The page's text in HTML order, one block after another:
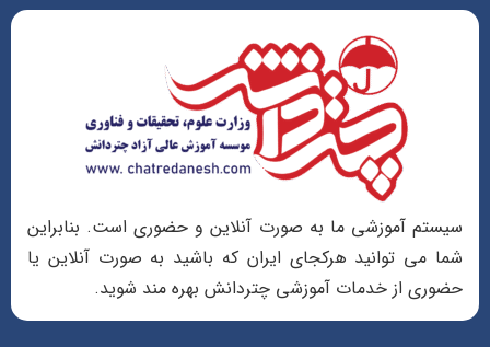
سیستم آموزشی ما به صورت آنلاین و حضوری است. بنابراین
شما می توانید هرکجای ایران که باشید به صورت آنلاین یا
حضوری از خدمات آموزشی چتردانش بهره مند شوید.